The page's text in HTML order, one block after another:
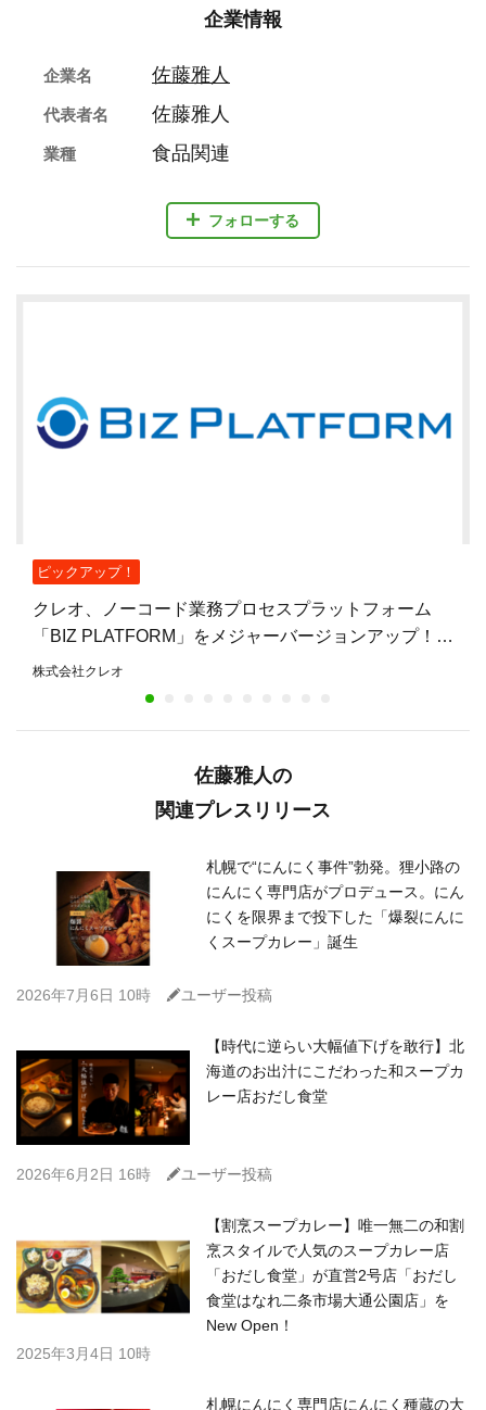
企業情報
フォローする
企業名 佐藤雅人
代表者名 佐藤雅人
業種 食品関連
ピックアップ！
クレオ、ノーコード業務プロセスプラットフォーム
「BIZ PLATFORM」をメジャーバージョンアップ！UI
を全面刷新し、今後はAI連携の強化へ
株式会社クレオ
佐藤雅人の
関連プレスリリース
札幌で“にんにく事件”勃発。狸小路の
にんにく専門店がプロデュース。にん
にくを限界まで投下した「爆裂にんに
くスープカレー」誕生
2026年7月6日 10時 Cユーザー投稿
【時代に逆らい大幅値下げを敢行】北
海道のお出汁にこだわった和スープカ
レー店おだし食堂
2026年6月2日 16時 Cユーザー投稿
【割烹スープカレー】唯一無二の和割
烹スタイルで人気のスープカレー店
「おだし食堂」が直営2号店「おだし
食堂はなれ二条市場大通公園店」を
New Open！
2025年3月4日 10時
札幌にんにく専門店にんにく種蔵の大